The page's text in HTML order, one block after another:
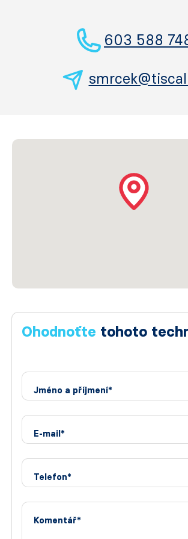
603 588
Ohodnoťte tohoto
Jméno a příjmení*
E-mail*
Telefon*
Komentář*